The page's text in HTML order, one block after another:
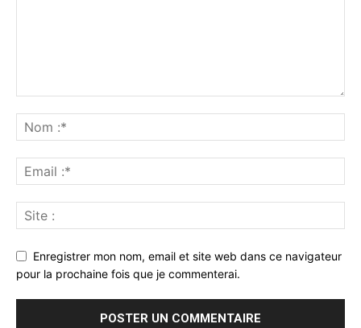
Enregistrer mon nom, email et site web dans ce navigateur
pour la prochaine fois que je commenterai.